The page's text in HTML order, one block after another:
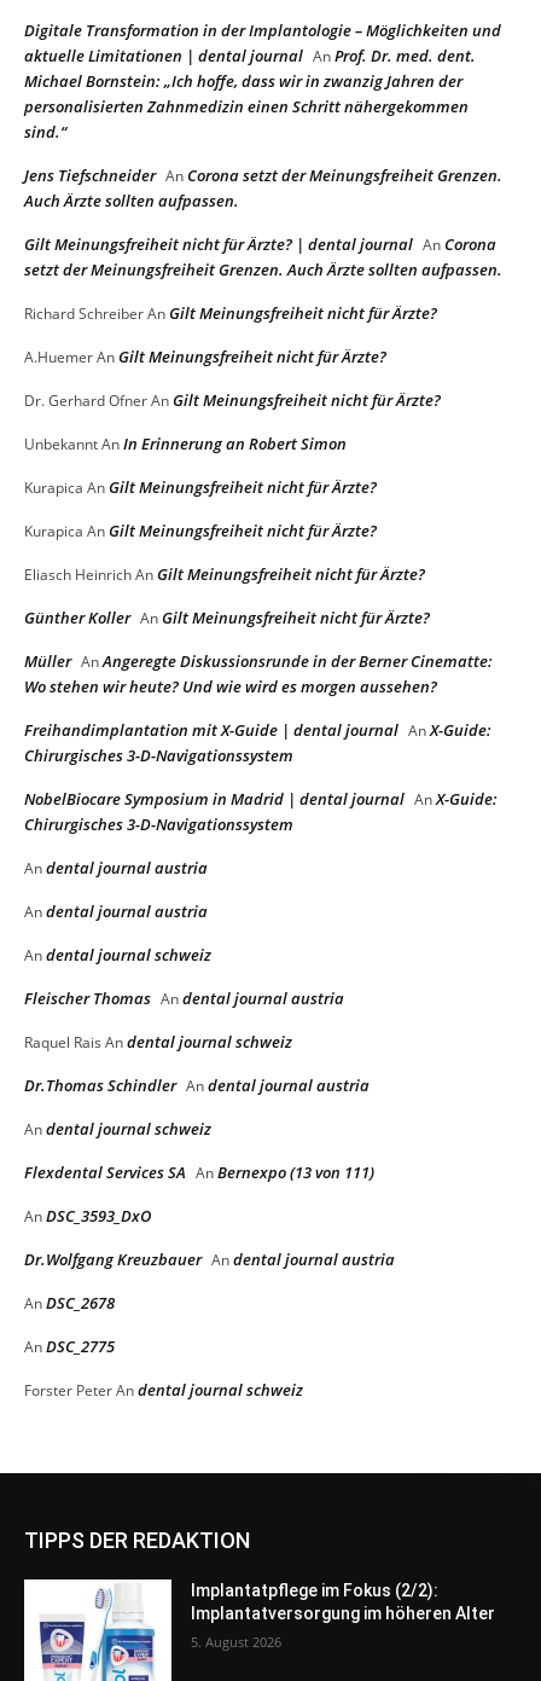
Digitale Transformation in der Implantologie – Möglichkeiten und
aktuelle Limitationen | dental journal AnProf. Dr. med. dent.
Michael Bornstein: „Ich hoffe, dass wir in zwanzig Jahren der
personalisierten Zahnmedizin einen Schritt nähergekommen
sind.“
Jens Tiefschneider AnCorona setzt der Meinungsfreiheit Grenzen.
Auch Ärzte sollten aufpassen.
Gilt Meinungsfreiheit nicht für Ärzte? | dental journal AnCorona
setzt der Meinungsfreiheit Grenzen. Auch Ärzte sollten aufpassen.
Richard SchreiberAnGilt Meinungsfreiheit nicht für Ärzte?
A.HuemerAnGilt Meinungsfreiheit nicht für Ärzte?
Dr. Gerhard OfnerAnGilt Meinungsfreiheit nicht für Ärzte?
UnbekanntAnIn Erinnerung an Robert Simon
Kurapica AnGilt Meinungsfreiheit nicht für Ärzte?
Kurapica AnGilt Meinungsfreiheit nicht für Ärzte?
Eliasch HeinrichAnGilt Meinungsfreiheit nicht für Ärzte?
Günther Koller AnGilt Meinungsfreiheit nicht für Ärzte?
Müller AnAngeregte Diskussionsrunde in der Berner Cinematte:
Wo stehen wir heute? Und wie wird es morgen aussehen?
Freihandimplantation mit X-Guide | dental journal AnX-Guide:
Chirurgisches 3-D-Navigationssystem
NobelBiocare Symposium in Madrid | dental journal AnX-Guide:
Chirurgisches 3-D-Navigationssystem
Andental journal austria
Andental journal austria
Andental journal schweiz
Fleischer Thomas Andental journal austria
Raquel Rais Andental journal schweiz
Dr.Thomas Schindler Andental journal austria
Andental journal schweiz
Flexdental Services SA AnBernexpo (13 von 111)
AnDSC_3593_DxO
Dr.Wolfgang Kreuzbauer Andental journal austria
AnDSC_2678
AnDSC_2775
Forster PeterAndental journal schweiz
TIPPS DER REDAKTION
Implantatpflege im Fokus (2/2):
Implantatversorgung im höheren Alter
5. August 2026